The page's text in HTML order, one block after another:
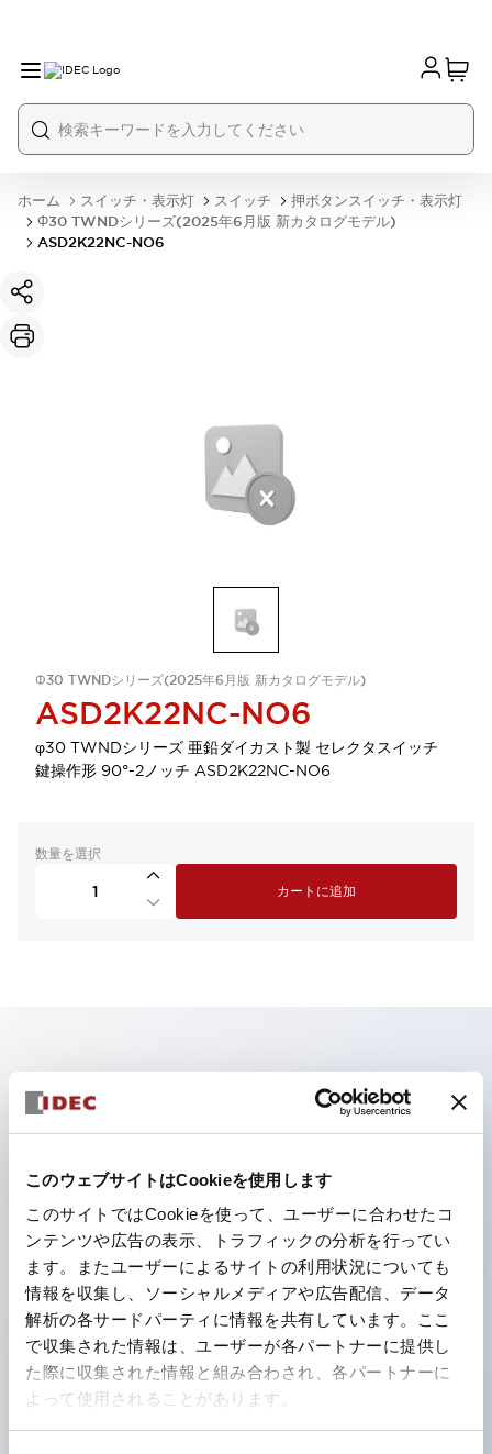
このウェブサイトはCookieを使用します
このサイトではCookieを使って、ユーザーに合わせたコ
ンテンツや広告の表示、トラフィックの分析を行ってい
ます。またユーザーによるサイトの利用状況についても
情報を収集し、ソーシャルメディアや広告配信、データ
解析の各サードパーティに情報を共有しています。ここ
で収集された情報は、ユーザーが各パートナーに提供し
た際に収集された情報と組み合わされ、各パートナーに
よって使用されることがあります。
ホーム スイッチ・表示灯 スイッチ
押ボタンスイッチ・表示灯
Φ30 TWNDシリーズ(2025年6月版 新カタログモデル)
ASD2K22NC-NO6
Φ30 TWNDシリーズ(2025年6月版 新カタログモデル)
ASD2K22NC-NO6
φ30 TWNDシリーズ 亜鉛ダイカスト製 セレクタスイッチ
鍵操作形 90°-2ノッチ ASD2K22NC-NO6
数量を選択
カートに追加
主な特長
照光ユニットの低電圧タイプ（6～24Vタイプ）は
2026年1月より新カタログモデルの製品に順次切り替え
予定
パネルへの取付強度が要求される用途や北米向け機械な
どに適した亜鉛ダイカストタイプ
フィンガープロテクション構造、ねじアップ端子構造、
保護構造IP20に対応したHW-U形コンタクトブロック
を搭載。
高電圧タイプのLED球が搭載可能になり、ダイレクト
タイプの定格使用電圧が最大240Vまで対応可能になり